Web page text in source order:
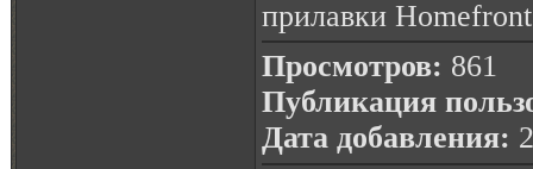
прилавки
Просмотров: 861
Публикация
Дата добавления: